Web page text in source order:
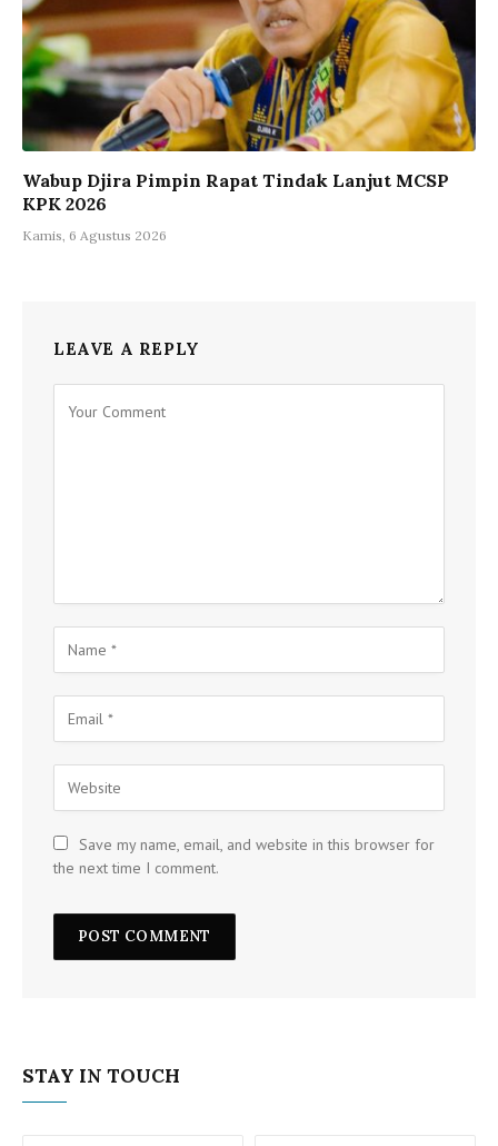
Wabup Djira Pimpin Rapat Tindak Lanjut MCSP
KPK 2026
Kamis, 6 Agustus 2026
LEAVE A REPLY
Save my name, email, and website in this browser for
the next time I comment.
STAY IN TOUCH